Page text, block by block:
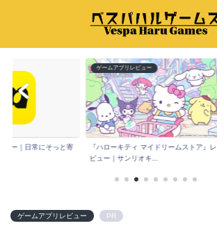
ュー｜日常にそっと寄
ゲームアプリレビュー
『ハローキティ マイドリームストア』レ
ビュー｜サンリオキ...
ゲームアプリレビュー PR